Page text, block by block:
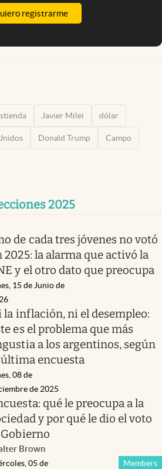
registrarme
Javier Milei dólar
Donald Trump Campo
2025
de cada tres jóvenes no votó
2025: la alarma que activó la
y el otro dato que preocupa
15 de Junio de
la inflación, ni el desempleo:
es el problema que más
a los argentinos, según
encuesta
08 de
de 2025
qué le preocupa a la
y por qué le dio el voto
Brown
Members
05 de